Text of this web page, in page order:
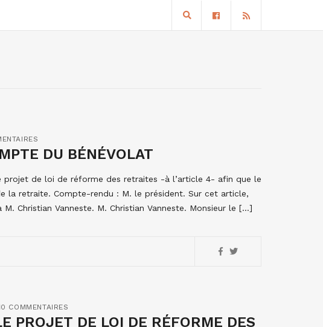
DU BÉNÉVOLAT
projet de loi de réforme des retraites -à l’article 4- afin que le
la retraite. Compte-rendu : M. le président. Sur cet article,
Christian Vanneste. M. Christian Vanneste. Monsieur le […]
COMMENTAIRES
PROJET DE LOI DE RÉFORME DES